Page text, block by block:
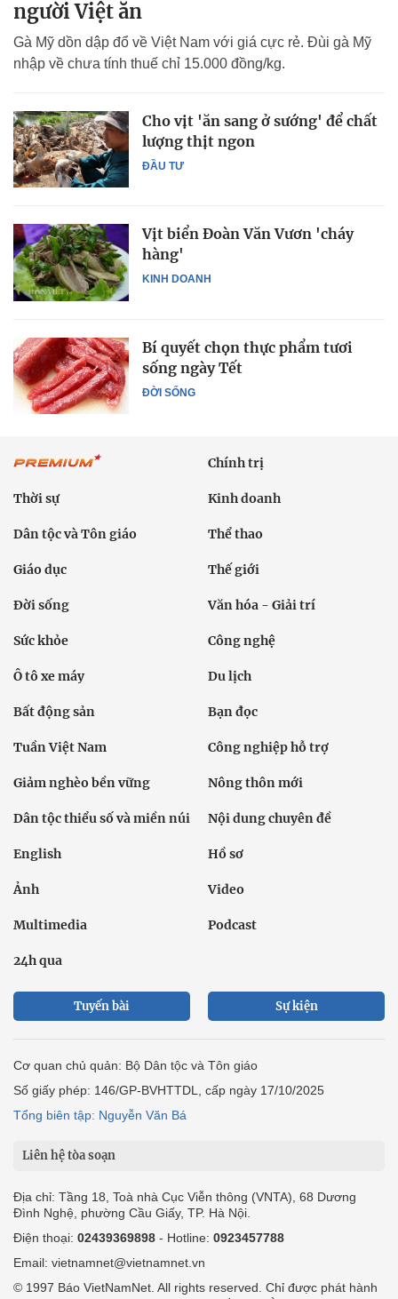
người Việt ăn
Gà Mỹ dồn dập đổ về Việt Nam với giá cực rẻ. Đùi gà Mỹ
nhập về chưa tính thuế chỉ 15.000 đồng/kg.
ĐẦU TƯ
Cho vịt 'ăn sang ở sướng' để chất
lượng thịt ngon
KINH DOANH
Vịt biển Đoàn Văn Vươn 'cháy
hàng'
ĐỜI SỐNG
Bí quyết chọn thực phẩm tươi
sống ngày Tết
Chính trị
Thời sự Kinh doanh
Dân tộc và Tôn giáo Thể thao
Giáo dục Thế giới
Đời sống Văn hóa - Giải trí
Sức khỏe Công nghệ
Ô tô xe máy Du lịch
Bất động sản Bạn đọc
Tuần Việt Nam Công nghiệp hỗ trợ
Giảm nghèo bền vững Nông thôn mới
Dân tộc thiểu số và miền núi Nội dung chuyên đề
English Hồ sơ
Ảnh Video
Multimedia Podcast
24h qua
Tuyến bài Sự kiện
Cơ quan chủ quản: Bộ Dân tộc và Tôn giáo
Số giấy phép: 146/GP-BVHTTDL, cấp ngày 17/10/2025
Tổng biên tập: Nguyễn Văn Bá
Liên hệ tòa soạn
Địa chỉ: Tầng 18, Toà nhà Cục Viễn thông (VNTA), 68 Dương
Đình Nghệ, phường Cầu Giấy, TP. Hà Nội.
Điện thoại: 02439369898 - Hotline: 0923457788
Email: vietnamnet@vietnamnet.vn
© 1997 Báo VietNamNet. All rights reserved. Chỉ được phát hành